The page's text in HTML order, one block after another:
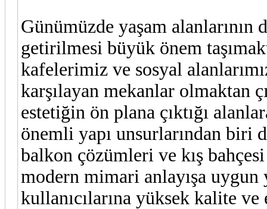
Günümüzde yaşam
getirilmesi büyük önem
kafelerimiz ve sosyal
karşılayan mekanlar olmaktan
estetiğin ön plana çıktığı
önemli yapı unsurlarından biri
balkon çözümleri ve kış
modern mimari anlayışa
kullanıcılarına yüksek kalite ve